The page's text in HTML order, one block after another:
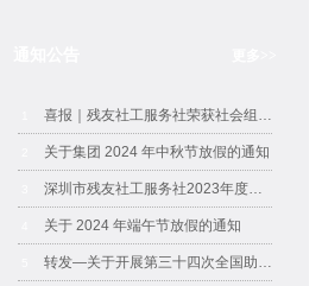
喜报｜残友社工服务社荣获社会组织评估5A等级
关于集团 2024 年中秋节放假的通知
深圳市残友社工服务社2023年度工作报告书
关于 2024 年端午节放假的通知
转发—关于开展第三十四次全国助残日活动的通知